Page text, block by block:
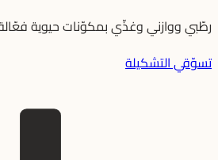
رطّبي ووازني وغذّي بمكوّنات حيوية فعّالة
تسوّقي التشكيلة